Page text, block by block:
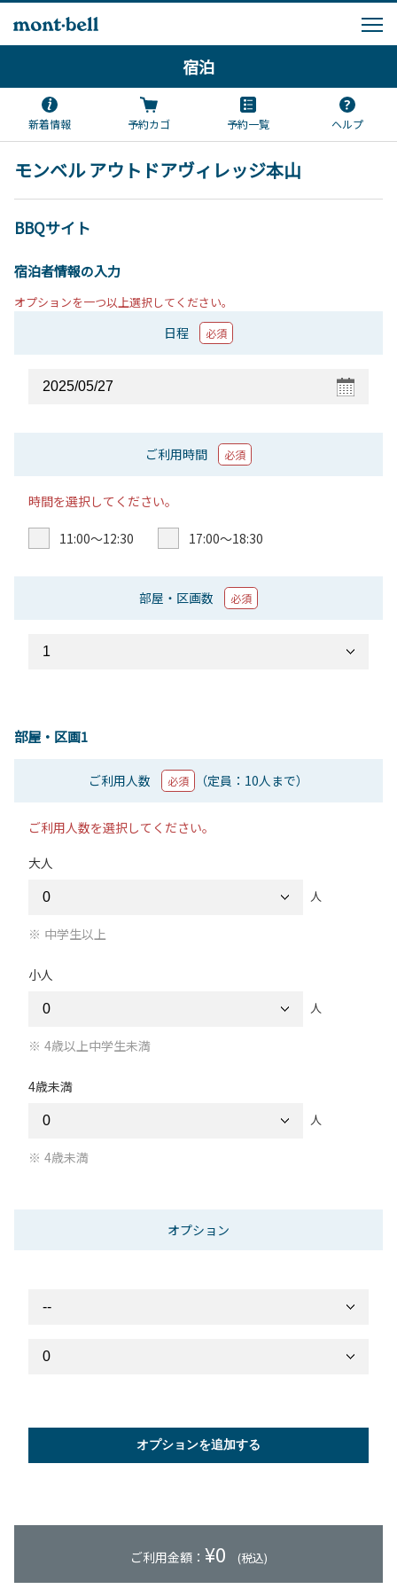
宿泊
新着情報 予約カゴ 予約一覧 ヘルプ
モンベル アウトドアヴィレッジ本山
BBQサイト
宿泊者情報の入力
オプションを一つ以上選択してください。
日程 必須
ご利用時間 必須
時間を選択してください。
11:00〜12:30 17:00〜18:30
部屋・区画数 必須
部屋・区画1
ご利用人数 必須 （定員：10人まで）
ご利用人数を選択してください。
大人
人
中学生以上
小人
人
4歳以上中学生未満
4歳未満
人
4歳未満
オプション
オプションを追加する
ご利用金額： ¥0 (税込)